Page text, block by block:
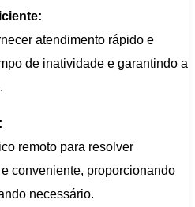
atendimento rápido e
de inatividade e garantindo a
remoto para resolver
conveniente, proporcionando
necessário.